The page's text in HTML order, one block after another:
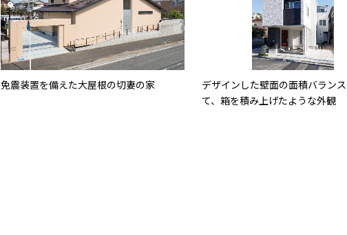
免震装置を備えた大屋根の切妻の家
デザインした壁面の面積バラン
て、箱を積み上げたような外観